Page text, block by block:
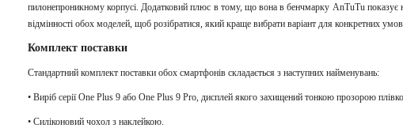
пилонепроникному корпусі. Додатковий плюс в тому, що вона в бенчмарку AnTuTu показує
відмінності обох моделей, щоб розібратися, який краще вибрати варіант для конкретних
Комплект поставки
Стандартний комплект поставки обох смартфонів складається з наступних найменувань:
• Виріб серії One Plus 9 або One Plus 9 Pro, дисплей якого захищений тонкою прозорою
• Силіконовий чохол з наклейкою.